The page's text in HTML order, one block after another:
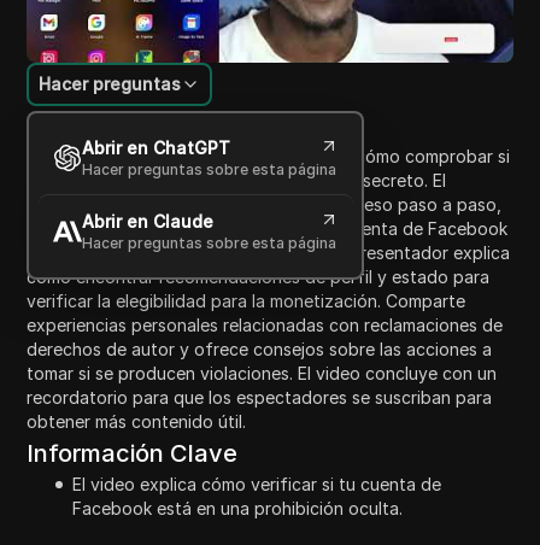
Introducción al contenido
Hacer preguntas
Abrir en ChatGPT
Hacer preguntas sobre esta página
Abrir en Claude
Hacer preguntas sobre esta página
En este video, el presentador demuestra cómo comprobar si
tu cuenta de Facebook está prohibida en secreto. El
espectador es guiado a través de un proceso paso a paso,
comenzando desde iniciar sesión en su cuenta de Facebook
hasta acceder a su panel profesional. El presentador explica
cómo encontrar recomendaciones de perfil y estado para
verificar la elegibilidad para la monetización. Comparte
experiencias personales relacionadas con reclamaciones de
derechos de autor y ofrece consejos sobre las acciones a
tomar si se producen violaciones. El video concluye con un
recordatorio para que los espectadores se suscriban para
obtener más contenido útil.
Información Clave
El video explica cómo verificar si tu cuenta de
Facebook está en una prohibición oculta.